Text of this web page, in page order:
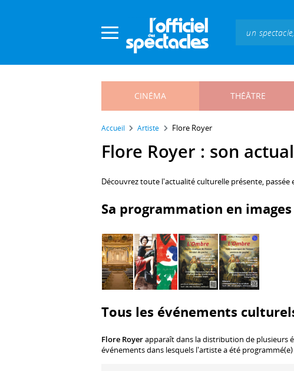
CINÉMA THÉÂTRE
Accueil Artiste Flore Royer
Flore Royer : son
Découvrez toute l'actualité culturelle présente, passée
Sa programmation en images
Tous les événements
Flore Royerapparaît dans la distribution de plusieurs
événements dans lesquels l'artiste a été